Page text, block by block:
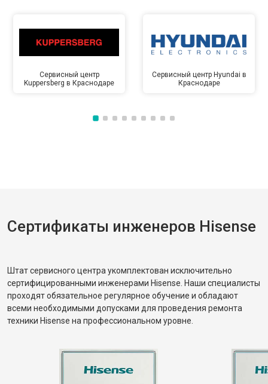
Сервисный центр
Kuppersberg в Краснодаре
Сервисный центр Hyundai в
Краснодаре
Сертификаты инженеров Hisense
Штат сервисного центра укомплектован исключительно
сертифицированными инженерами Hisense. Наши специалисты
проходят обязательное регулярное обучение и обладают
всеми необходимыми допусками для проведения ремонта
техники Hisense на профессиональном уровне.